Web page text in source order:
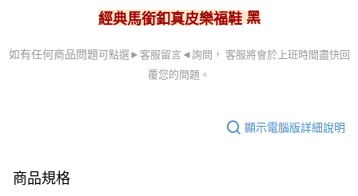
經典馬銜釦真皮樂福鞋 黑
如有任何商品問題可點選►客服留言◄詢問， 客服將會於上班時間盡快回
覆您的問題。
顯示電腦版詳細說明
商品規格